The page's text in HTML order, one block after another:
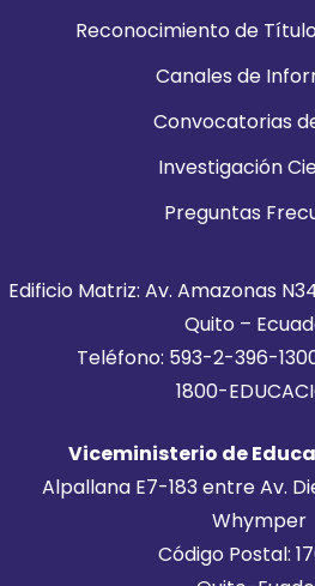
Reconocimiento de
Canales de
Convocatorias
Investigación
Preguntas
Edificio Matriz: Av. Amazonas
Quito –
Teléfono: 593-2-396-
1800-
Viceministerio de
Alpallana E7-183 entre Av.
Whymper
Código Postal: